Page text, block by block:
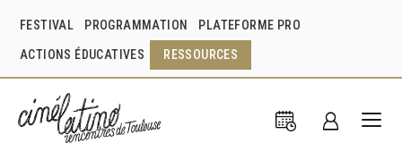
FESTIVAL PROGRAMMATION PLATEFORME PRO
ACTIONS ÉDUCATIVES RESSOURCES